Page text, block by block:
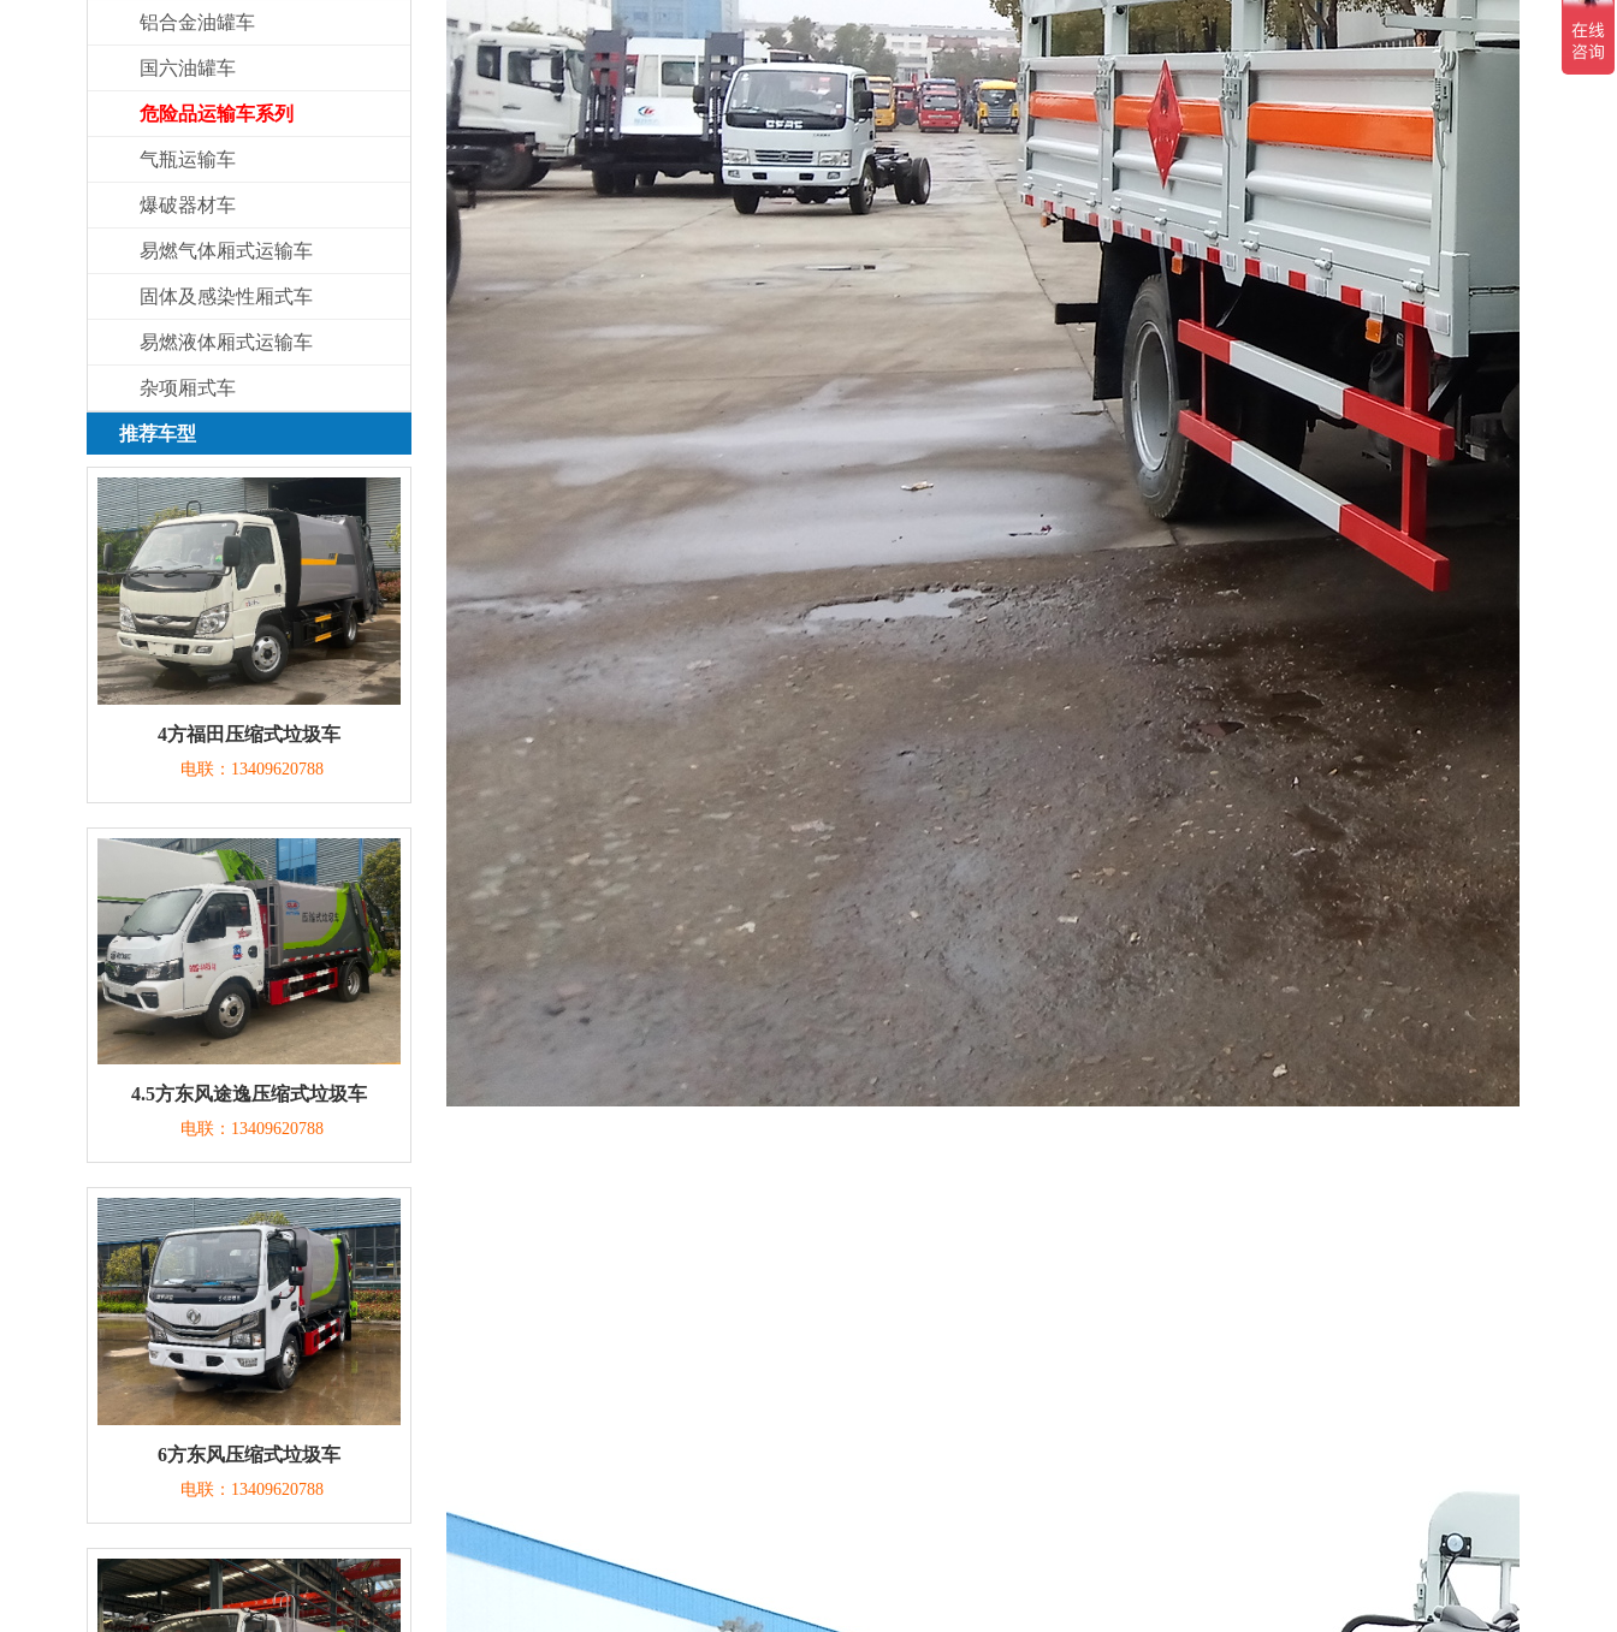
铝合金油罐车
国六油罐车
危险品运输车系列
气瓶运输车
爆破器材车
易燃气体厢式运输车
固体及感染性厢式车
易燃液体厢式运输车
杂项厢式车
推荐车型
4方福田压缩式垃圾车
电联：13409620788
4.5方东风途逸压缩式垃圾车
电联：13409620788
6方东风压缩式垃圾车
电联：13409620788